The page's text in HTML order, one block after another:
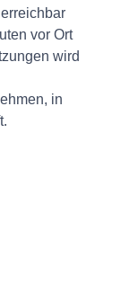
vor Ort
wird
in